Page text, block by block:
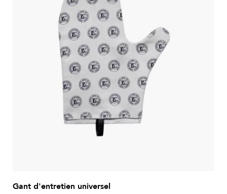
Gant d'entretien universel